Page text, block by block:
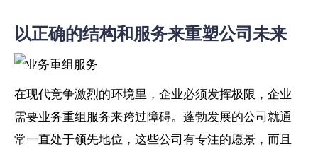
以正确的结构和服务来重塑公司未来
在现代竞争激烈的环境里，企业必须发挥极限，企业
需要业务重组服务来跨过障碍。蓬勃发展的公司就通
常一直处于领先地位，这些公司有专注的愿景，而且